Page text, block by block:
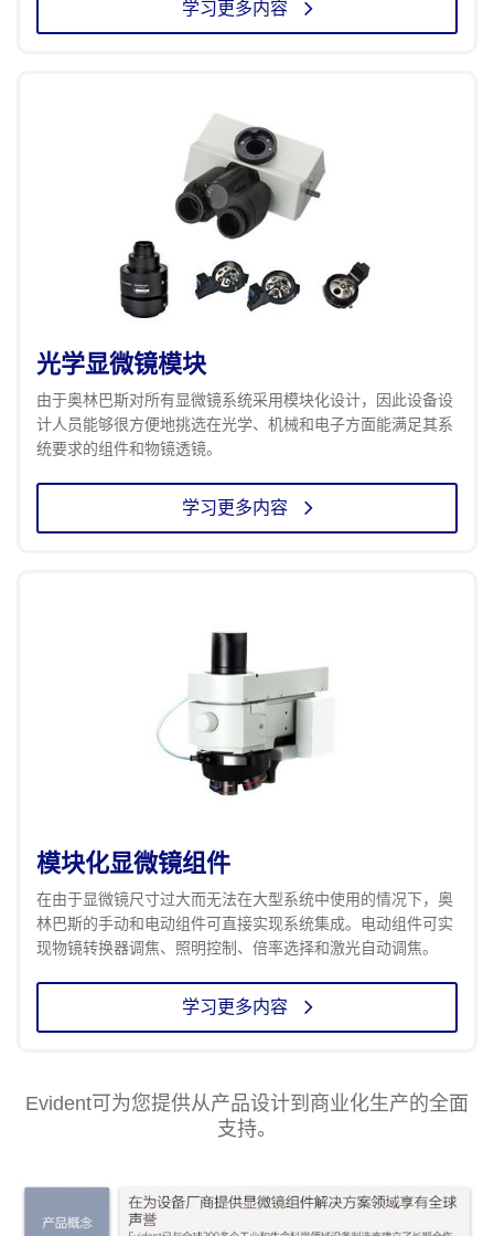
学习更多内容
光学显微镜模块
由于奥林巴斯对所有显微镜系统采用模块化设计，因此设备设
计人员能够很方便地挑选在光学、机械和电子方面能满足其系
统要求的组件和物镜透镜。
学习更多内容
模块化显微镜组件
在由于显微镜尺寸过大而无法在大型系统中使用的情况下，奥
林巴斯的手动和电动组件可直接实现系统集成。电动组件可实
现物镜转换器调焦、照明控制、倍率选择和激光自动调焦。
学习更多内容
Evident可为您提供从产品设计到商业化生产的全面
支持。